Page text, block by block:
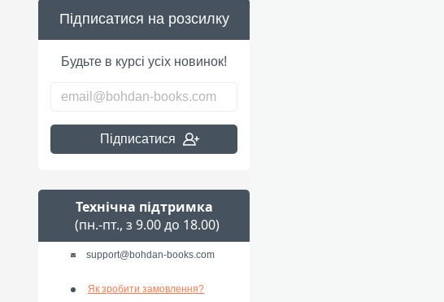
Підписатися на розсилку
Будьте в курсі усіх новинок!
Підписатися
Технічна підтримка
(пн.-пт., з 9.00 до 18.00)
support@bohdan-books.com
Як зробити замовлення?